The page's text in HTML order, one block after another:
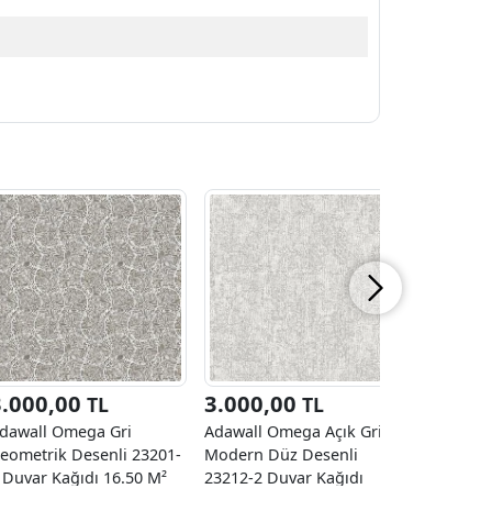
TL
Omega Gri
Desenli 23201-
Kağıdı 16.50 M²
3.000,00 TL
Adawall Omega Açık Gri
Modern Düz Desenli
23212-2 Duvar Kağıdı